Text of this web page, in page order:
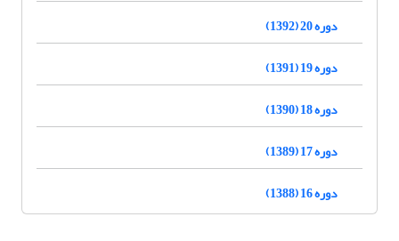
دوره 20 (1392)
دوره 19 (1391)
دوره 18 (1390)
دوره 17 (1389)
دوره 16 (1388)